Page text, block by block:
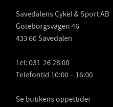
Sävedalens Cykel & Sport AB
Göteborgsvägen 46
433 60 Sävedalen
Tel: 031-26 28 00
Telefontid 10:00 – 16:00
Se butikens öppettider